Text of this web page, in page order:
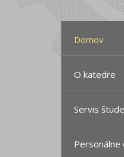
Domov
O katedre
Servis
Personálne